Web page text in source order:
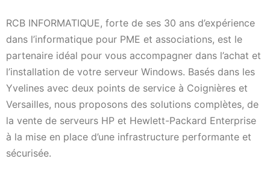
RCB INFORMATIQUE, forte de ses 30 ans d’expérience
dans l’informatique pour PME et associations, est le
partenaire idéal pour vous accompagner dans l’achat et
l’installation de votre serveur Windows. Basés dans les
Yvelines avec deux points de service à Coignières et
Versailles, nous proposons des solutions complètes, de
la vente de serveurs HP et Hewlett-Packard Enterprise
à la mise en place d’une infrastructure performante et
sécurisée.